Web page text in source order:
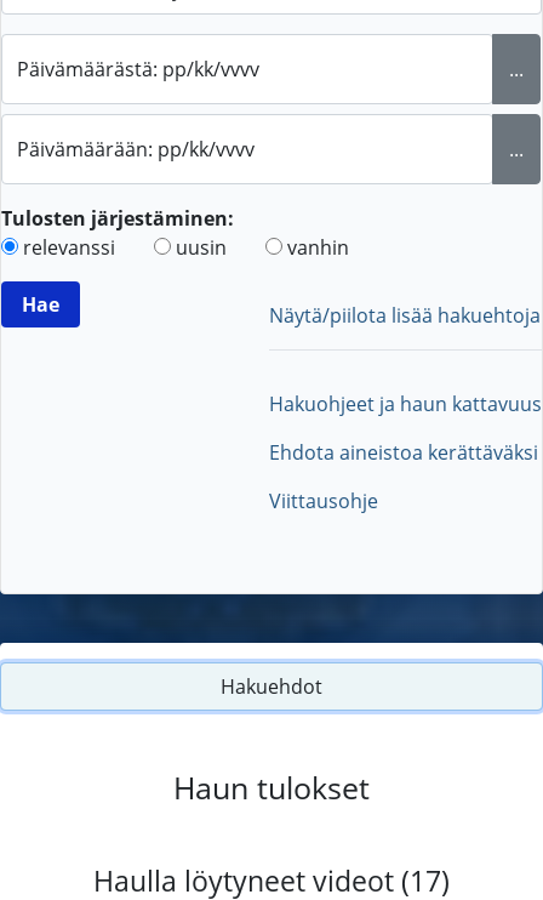
Päivämäärästä: pp/kk/vvvv ...
Päivämäärään: pp/kk/vvvv ...
Tulosten järjestäminen:
relevanssi
uusin vanhin
Näytä/piilota lisää hakuehtoja
Hakuohjeet ja haun kattavuus
Ehdota aineistoa kerättäväksi
Viittausohje
Hakuehdot
Haun tulokset
Haulla löytyneet videot (17)